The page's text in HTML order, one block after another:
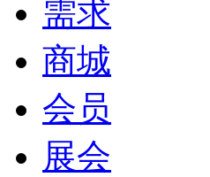
需求
商城
会员
展会